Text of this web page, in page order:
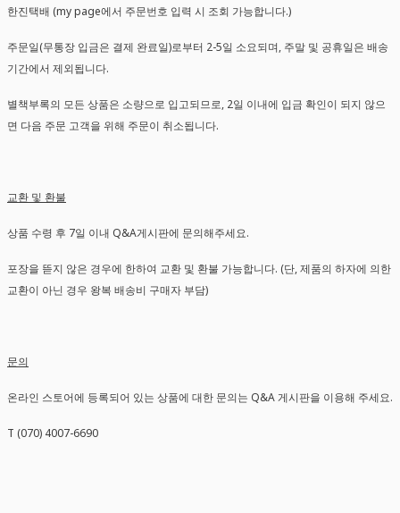
한진택배 (my page에서 주문번호 입력 시 조회 가능합니다.)
주문일(무통장 입금은 결제 완료일)로부터 2-5일 소요되며, 주말 및 공휴일은 배송
기간에서 제외됩니다.
별책부록의 모든 상품은 소량으로 입고되므로, 2일 이내에 입금 확인이 되지 않으
면 다음 주문 고객을 위해 주문이 취소됩니다.
교환 및 환불
상품 수령 후 7일 이내 Q&A게시판에 문의해주세요.
포장을 뜯지 않은 경우에 한하여 교환 및 환불 가능합니다. (단, 제품의 하자에 의한
교환이 아닌 경우 왕복 배송비 구매자 부담)
문의
온라인 스토어에 등록되어 있는 상품에 대한 문의는 Q&A 게시판을 이용해 주세요.
T (070) 4007-6690